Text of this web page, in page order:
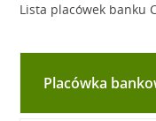
Lista placówek banku
Placówka